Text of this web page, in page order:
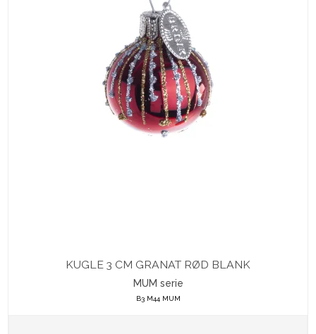
KUGLE 3 CM GRANAT RØD BLANK
MUM serie
B3 M44 MUM